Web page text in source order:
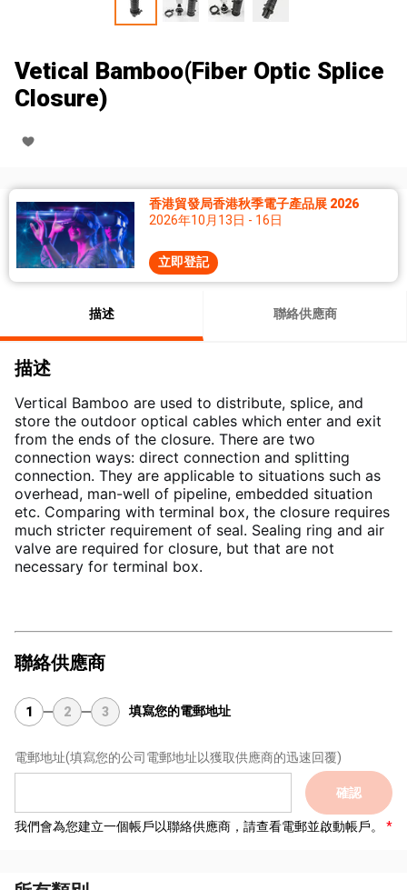
Vetical Bamboo(Fiber Optic Splice
Closure)
香港貿發局香港秋季電子產品展 2026
2026年10月13日 - 16日
立即登記
描述 聯絡供應商
描述
Vertical Bamboo are used to distribute, splice, and
store the outdoor optical cables which enter and exit
from the ends of the closure. There are two
connection ways: direct connection and splitting
connection. They are applicable to situations such as
overhead, man-well of pipeline, embedded situation
etc. Comparing with terminal box, the closure requires
much stricter requirement of seal. Sealing ring and air
valve are required for closure, but that are not
necessary for terminal box.
聯絡供應商
1 2 3 填寫您的電郵地址
電郵地址(填寫您的公司電郵地址以獲取供應商的迅速回覆)
確認
我們會為您建立一個帳戶以聯絡供應商，請查看電郵並啟動帳戶。